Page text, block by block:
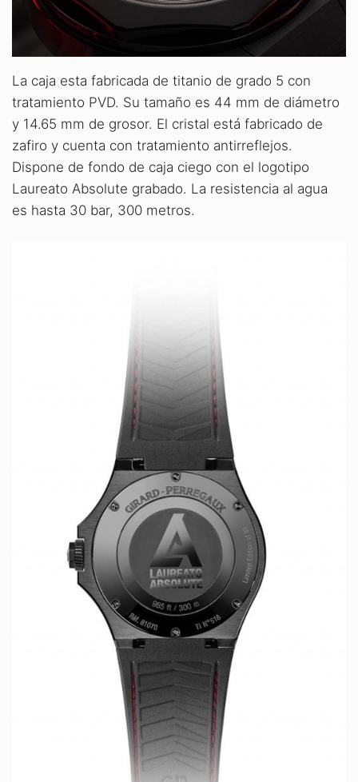
La caja esta fabricada de titanio de grado 5 con
tratamiento PVD. Su tamaño es 44 mm de diámetro
y 14.65 mm de grosor. El cristal está fabricado de
zafiro y cuenta con tratamiento antirreflejos.
Dispone de fondo de caja ciego con el logotipo
Laureato Absolute grabado. La resistencia al agua
es hasta 30 bar, 300 metros.